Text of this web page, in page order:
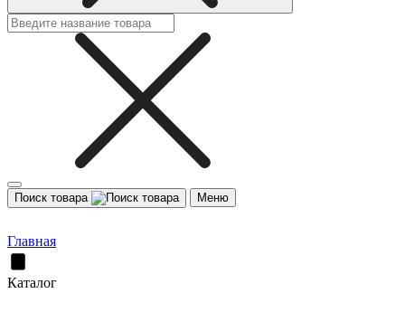
Поиск товара Меню
Главная
Каталог